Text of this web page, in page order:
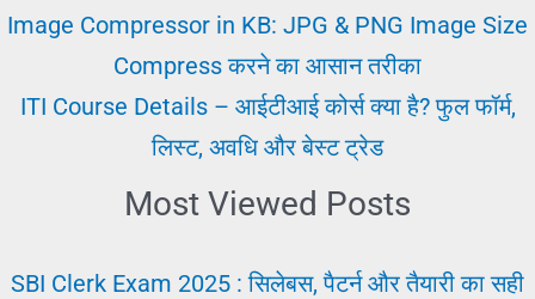
Image Compressor in KB: JPG & PNG Image Size
Compress करने का आसान तरीका
ITI Course Details – आईटीआई कोर्स क्या है? फुल फॉर्म,
लिस्ट, अवधि और बेस्ट ट्रेड
Most Viewed Posts
SBI Clerk Exam 2025 : सिलेबस, पैटर्न और तैयारी का सही